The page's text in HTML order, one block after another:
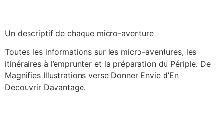
Un descriptif de chaque micro-aventure
Toutes les informations sur les micro-aventures, les
itinéraires à l’emprunter et la préparation du Périple. De
Magnifies Illustrations verse Donner Envie d’En
Decouvrir Davantage.